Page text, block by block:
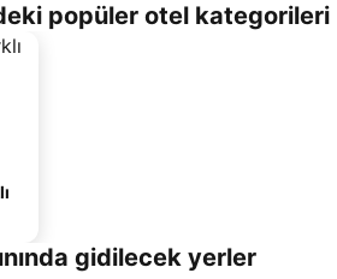
popüler otel kategorileri
gidilecek yerler